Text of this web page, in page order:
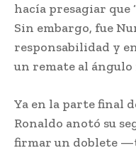
hacía presagiar que
Sin embargo, fue
responsabilidad y
un remate al
Ya en la parte final
Ronaldo anotó su
firmar un doblete